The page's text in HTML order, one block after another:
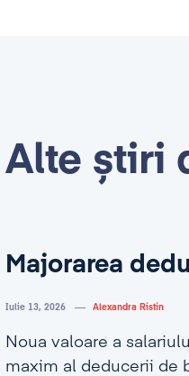
Alte știri
Majorarea
Iulie 13, 2026 Alexandra Ristin
Noua valoare a
maxim al deducerii de